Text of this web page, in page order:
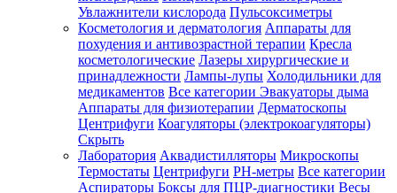
Увлажнители кислорода Пульсоксиметры
Косметология и дерматология Аппараты для
похудения и антивозрастной терапии Кресла
косметологические Лазеры хирургические и
принадлежности Лампы-лупы Холодильники для
медикаментов Все категории Эвакуаторы дыма
Аппараты для физиотерапии Дерматоскопы
Центрифуги Коагуляторы (электрокоагуляторы)
Скрыть
Лаборатория Аквадистилляторы Микроскопы
Термостаты Центрифуги PH-метры Все категории
Аспираторы Боксы для ПЦР-диагностики Весы